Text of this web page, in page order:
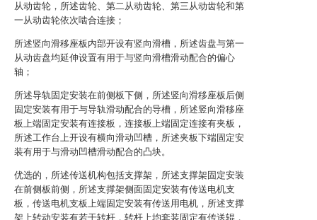
从动齿轮，所述齿轮、第二从动齿轮、第三从动齿轮和第
一从动齿轮依次啮合连接；
所述竖向滑移座板内部开设有竖向滑槽，所述齿盘与第一
从动齿盘均延伸设置有用于与竖向滑槽滑动配合的偏心
轴；
所述导轨固定安装在前侧板下侧，所述竖向滑移座板后侧
固定安装有用于与导轨滑动配合的导槽，所述竖向滑移座
板上端固定安装有连接板，连接板上端固定连接有夹板，
所述工作台上开设有横向滑动凹槽，所述夹板下端固定安
装有用于与滑动凹槽滑动配合的凸块。
优选的，所述传送机构包括支撑架，所述支撑架固定安装
在前侧板前侧，所述支撑架侧面固定安装有传送电机支
板，传送电机支板上端固定安装有传送用电机，所述支撑
架上转动安装有若干转杆，转杆上均套装固定有传送辊，